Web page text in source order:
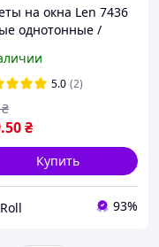
на окна Len 7436
однотонные /
см
5.0 (2)
.50₴
₴
Купить
93%